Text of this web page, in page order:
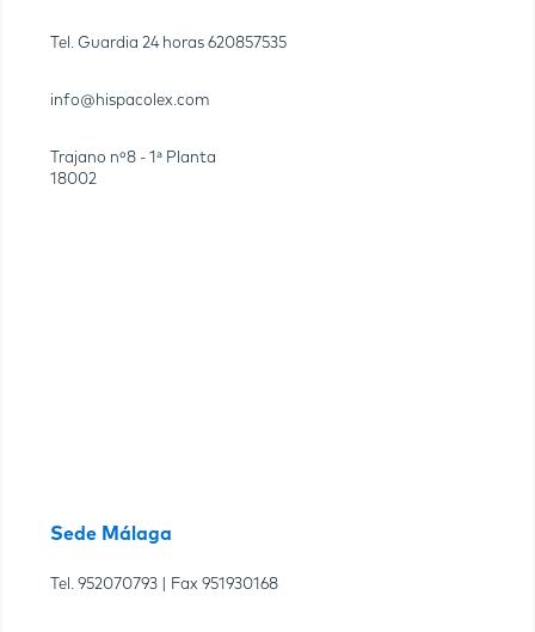
Tel. Guardia 24 horas 620857535
info@hispacolex.com
Trajano nº8 - 1ª Planta
18002
Sede Málaga
Tel. 952070793 | Fax 951930168